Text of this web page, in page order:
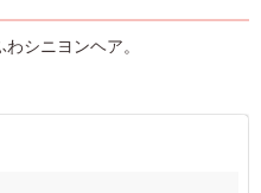
シニヨンヘア。